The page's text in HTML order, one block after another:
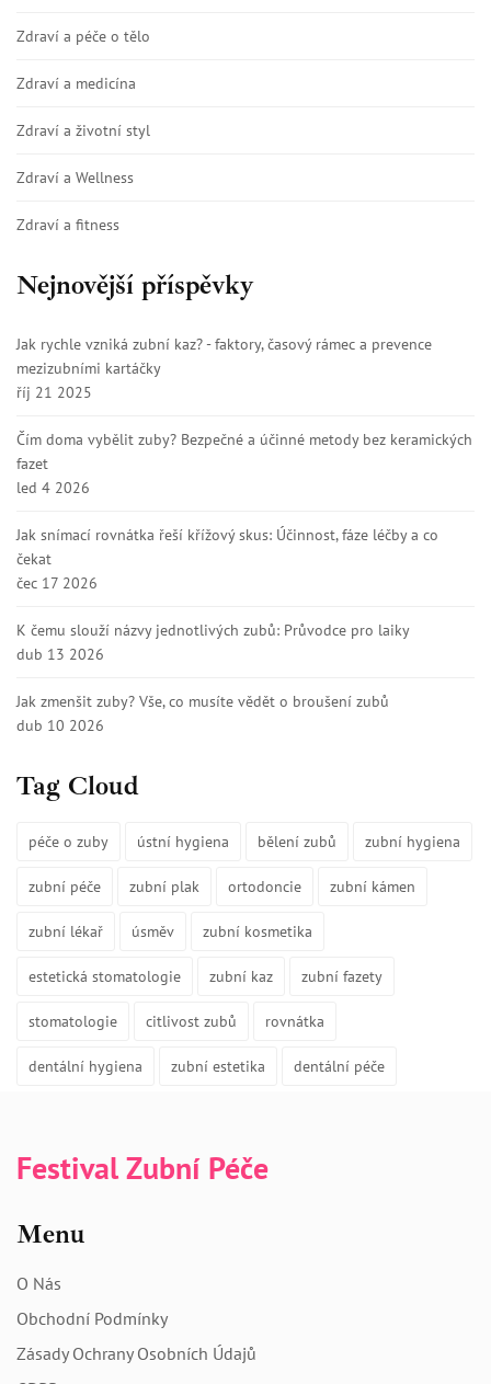
Zdraví a péče o tělo
Zdraví a medicína
Zdraví a životní styl
Zdraví a Wellness
Zdraví a fitness
Nejnovější příspěvky
Jak rychle vzniká zubní kaz? - faktory, časový rámec a prevence
mezizubními kartáčky
říj 21 2025
Čím doma vybělit zuby? Bezpečné a účinné metody bez keramických
fazet
led 4 2026
Jak snímací rovnátka řeší křížový skus: Účinnost, fáze léčby a co
čekat
čec 17 2026
K čemu slouží názvy jednotlivých zubů: Průvodce pro laiky
dub 13 2026
Jak zmenšit zuby? Vše, co musíte vědět o broušení zubů
dub 10 2026
Tag Cloud
péče o zuby ústní hygiena bělení zubů zubní hygiena
zubní péče zubní plak ortodoncie zubní kámen
zubní lékař úsměv zubní kosmetika
estetická stomatologie zubní kaz zubní fazety
stomatologie citlivost zubů rovnátka
dentální hygiena zubní estetika dentální péče
Festival Zubní Péče
Menu
O Nás
Obchodní Podmínky
Zásady Ochrany Osobních Údajů